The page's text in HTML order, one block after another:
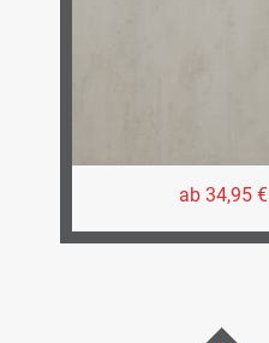
ab 34,95 €